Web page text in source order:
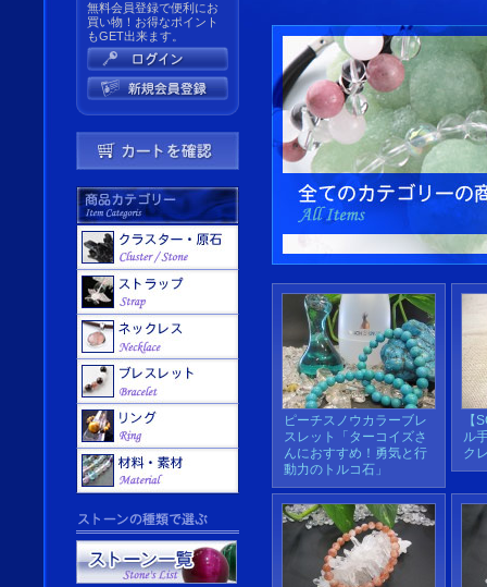
ピーチスノウカラーブレ
スレット「ターコイズさ
んにおすすめ！勇気と行
動力のトルコ石」
【
ル
ク
無料会員登録で便利にお
買い物！お得なポイント
もGET出来ます。